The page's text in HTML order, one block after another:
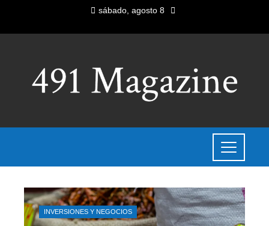
sábado, agosto 8
INVERSIONES Y NEGOCIOS